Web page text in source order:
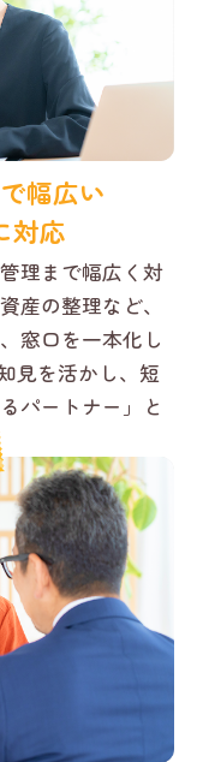
幅広い
対応
理まで幅広く対
産の整理など、
窓口を一本化し
見を活かし、短
パートナー」と